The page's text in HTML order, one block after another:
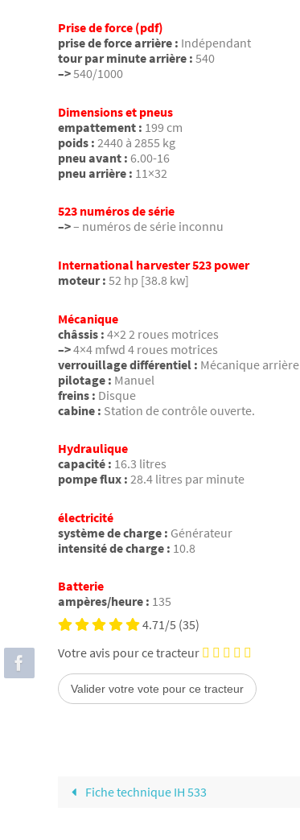
Prise de force (pdf)
prise de force arrière : Indépendant
tour par minute arrière : 540
–>540/1000
Dimensions et pneus
empattement : 199 cm
poids : 2440 à 2855 kg
pneu avant : 6.00-16
pneu arrière : 11×32
523 numéros de série
–>– numéros de série inconnu
International harvester 523 power
moteur : 52 hp [38.8 kw]
Mécanique
châssis : 4×2 2 roues motrices
–>4×4 mfwd 4 roues motrices
verrouillage différentiel : Mécanique arrière
pilotage : Manuel
freins : Disque
cabine : Station de contrôle ouverte.
Hydraulique
capacité : 16.3 litres
pompe flux : 28.4 litres par minute
électricité
système de charge : Générateur
intensité de charge : 10.8
Batterie
ampères/heure : 135
4.71/5 (35)
Votre avis pour ce tracteur
Fiche technique IH 533